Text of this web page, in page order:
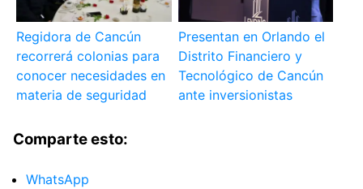
Regidora de Cancún
recorrerá colonias para
conocer necesidades en
materia de seguridad
Presentan en Orlando el
Distrito Financiero y
Tecnológico de Cancún
ante inversionistas
Comparte esto:
WhatsApp